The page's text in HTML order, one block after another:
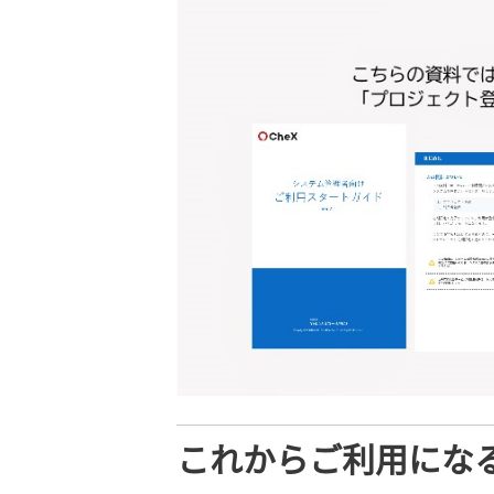
これからご利用にな